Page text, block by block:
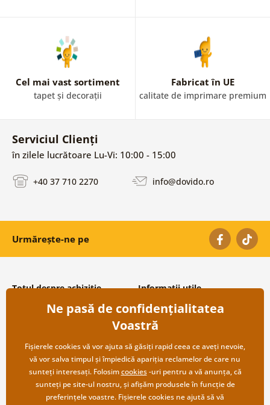
Cel mai vast sortiment
tapet și decorații
Fabricat în UE
calitate de imprimare premium
Serviciul Clienți
în zilele lucrătoare Lu-Vi: 10:00 - 15:00
+40 37 710 2270 info@dovido.ro
Urmărește-ne pe
Totul despre achiziție
Condiții și termeni generali
Protecția datelor personale
Transport și modalități de plată
Returnare
Informații utile
Despre noi
Întrebări frecvente
Contacte
Cooperare angro
Ne pasă de confidențialitatea
Voastră
Fișierele cookies vă vor ajuta să găsiți rapid ceea ce aveți nevoie,
vă vor salva timpul și împiedică apariția reclamelor de care nu
sunteți interesați. Folosimcookies-uri pentru a vă anunța, că
sunteți pe site-ul nostru, și afișăm produsele în funcție de
preferințele voastre. Fișierele cookies ne ajută să vă